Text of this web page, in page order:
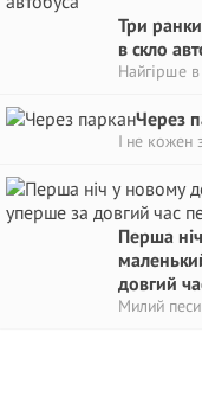
Три
в скло
Найгірше в
Через
І не кожен
Перша
довгий
Милий